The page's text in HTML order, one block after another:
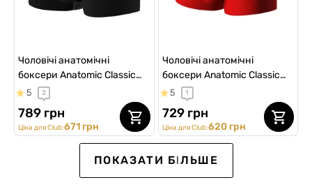
Чоловічі анатомічні
боксери Anatomic Classic
w/fly Light Plus, Black Series,
чорний
5 2
789 грн
Ціна для Club:671 грн
Чоловічі анатомічні
боксери Anatomic Classic
Black Series Micromodal,
червоний
5 1
729 грн
Ціна для Club:620 грн
SALE -20%
NEW Collection
ПОКАЗАТИ БІЛЬШЕ